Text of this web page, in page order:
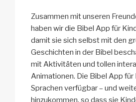
Zusammen mit unseren
haben wir die Bibel App für
damit sie sich selbst mit den
Geschichten in der Bibel
mit Aktivitäten und tollen
Animationen. Die Bibel App für
Sprachen verfügbar – und
hinzukommen, so dass sie